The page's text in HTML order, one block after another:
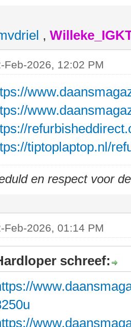
,
Feb-2026, 12:02 PM
tiptoplaptop.nl/
en respect voor
Feb-2026, 01:14 PM
schreef: